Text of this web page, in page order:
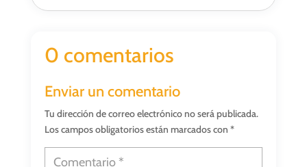
0 comentarios
Enviar un comentario
Tu dirección de correo electrónico no será publicada.
Los campos obligatorios están marcados con *